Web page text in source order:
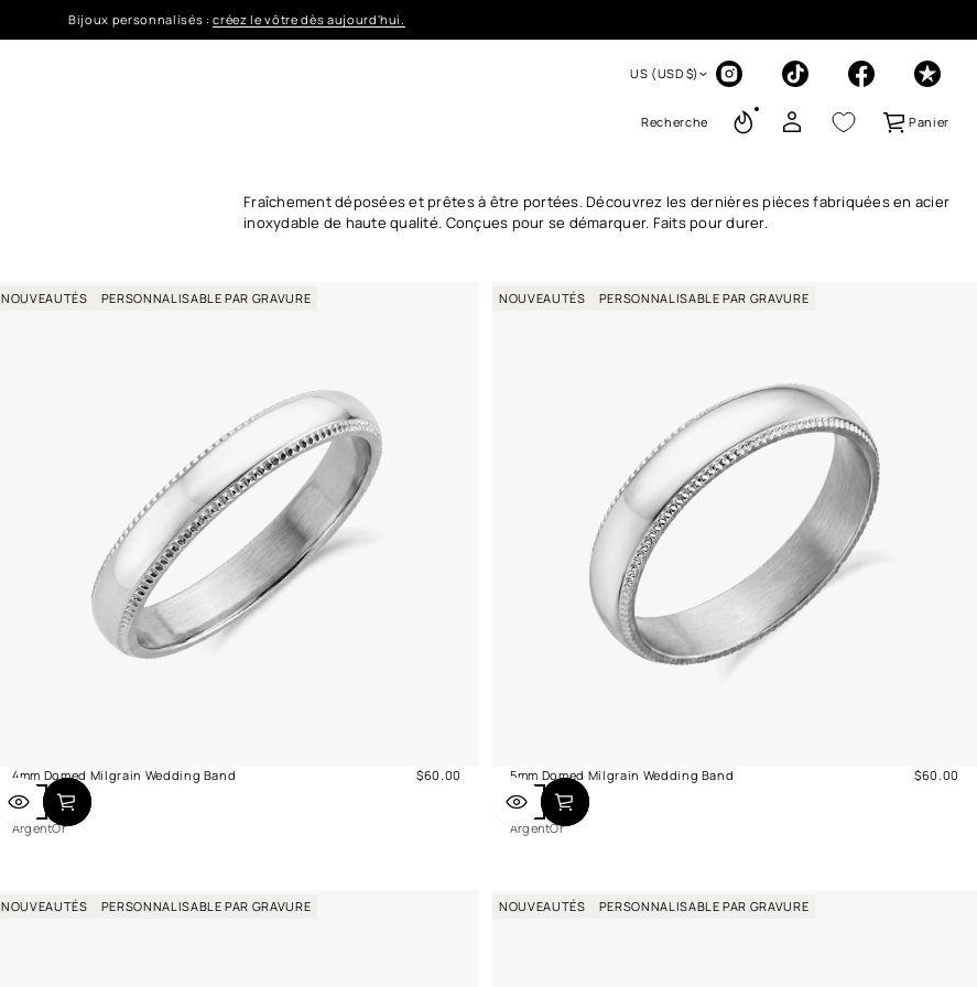
Bijoux personnalisés :créez le vôtre dès aujourd'hui.
US (USD $)
Recherche Panier
Fraîchement déposées et prêtes à être portées. Découvrez les dernières pièces fabriquées en acier
inoxydable de haute qualité. Conçues pour se démarquer. Faits pour durer.
NOUVEAUTÉS PERSONNALISABLE PAR GRAVURE
4mm Domed Milgrain Wedding Band
Prix
$60.00
A
r
g
O
r
ArgentOr
NOUVEAUTÉS PERSONNALISABLE PAR GRAVURE
5mm Domed Milgrain Wedding Band
Prix
$60.00
A
r
g
O
r
ArgentOr
NOUVEAUTÉS PERSONNALISABLE PAR GRAVURE NOUVEAUTÉS PERSONNALISABLE PAR GRAVURE